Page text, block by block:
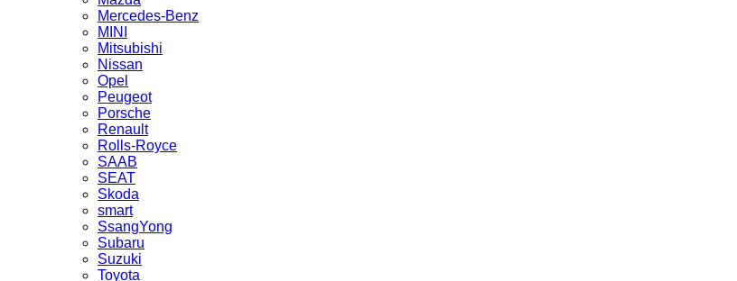
Mercedes-Benz
MINI
Mitsubishi
Nissan
Opel
Peugeot
Porsche
Renault
Rolls-Royce
SAAB
SEAT
Skoda
smart
SsangYong
Subaru
Suzuki
Toyota